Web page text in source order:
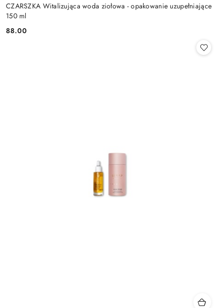
CZARSZKA Witalizująca woda ziołowa - opakowanie uzupełniające
150 ml
Cena:
88.00